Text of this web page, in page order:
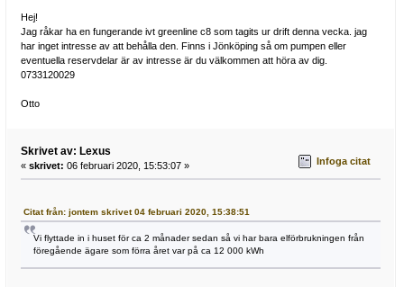
Hej!
Jag råkar ha en fungerande ivt greenline c8 som tagits ur drift denna vecka. jag
har inget intresse av att behålla den. Finns i Jönköping så om pumpen eller
eventuella reservdelar är av intresse är du välkommen att höra av dig.
0733120029
Otto
Skrivet av: Lexus
« skrivet: 06 februari 2020, 15:53:07 » Infoga citat
Citat från: jontem skrivet 04 februari 2020, 15:38:51
Vi flyttade in i huset för ca 2 månader sedan så vi har bara elförbrukningen från
föregående ägare som förra året var på ca 12 000 kWh